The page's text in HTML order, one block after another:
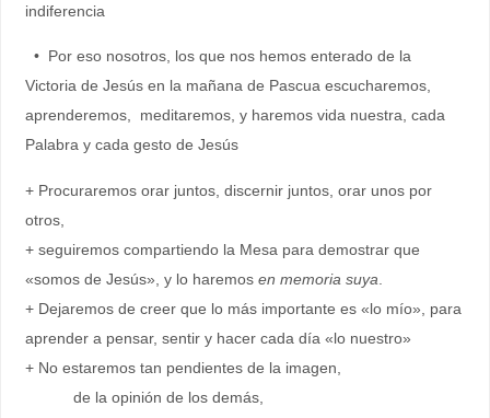
indiferencia
• Por eso nosotros, los que nos hemos enterado de la
Victoria de Jesús en la mañana de Pascua escucharemos,
aprenderemos, meditaremos, y haremos vida nuestra, cada
Palabra y cada gesto de Jesús
+ Procuraremos orar juntos, discernir juntos, orar unos por
otros,
+ seguiremos compartiendo la Mesa para demostrar que
«somos de Jesús», y lo haremos en memoria suya
+ Dejaremos de creer que lo más importante es «lo mío», para
aprender a pensar, sentir y hacer cada día «lo nuestro»
+ No estaremos tan pendientes de la imagen,
de la opinión de los demás,